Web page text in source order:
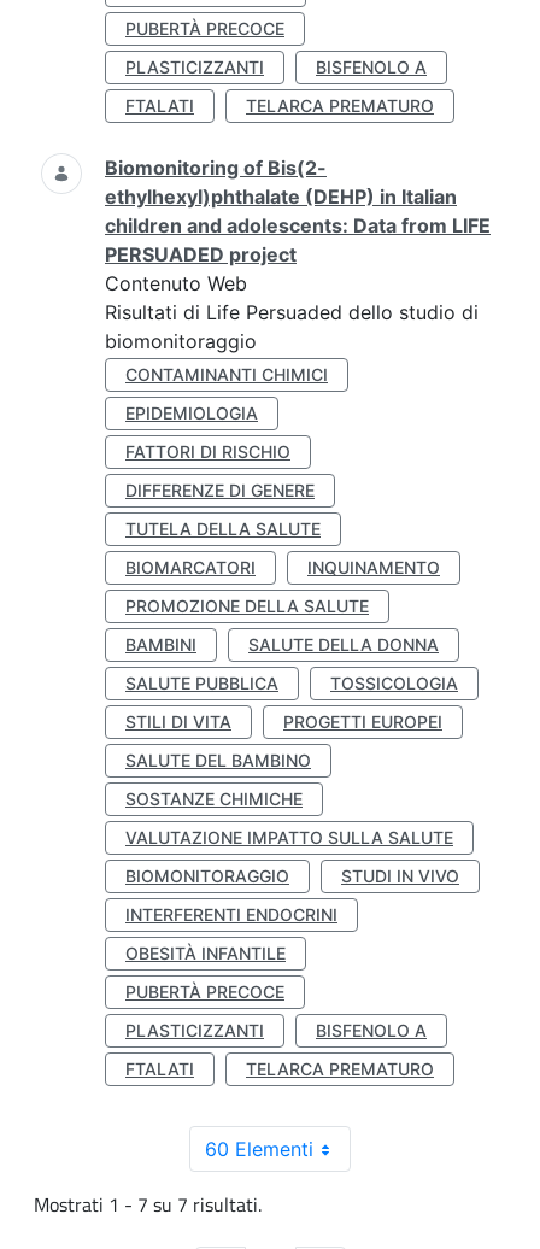
PUBERTÀ PRECOCE
PLASTICIZZANTI
BISFENOLO A
FTALATI
TELARCA PREMATURO
Biomonitoring of Bis(2-
ethylhexyl)phthalate (DEHP) in Italian
children and adolescents: Data from LIFE
PERSUADED project
Contenuto Web
Risultati di Life Persuaded dello studio di
biomonitoraggio
CONTAMINANTI CHIMICI
EPIDEMIOLOGIA
FATTORI DI RISCHIO
DIFFERENZE DI GENERE
TUTELA DELLA SALUTE
BIOMARCATORI
INQUINAMENTO
PROMOZIONE DELLA SALUTE
BAMBINI
SALUTE DELLA DONNA
SALUTE PUBBLICA
TOSSICOLOGIA
STILI DI VITA
PROGETTI EUROPEI
SALUTE DEL BAMBINO
SOSTANZE CHIMICHE
VALUTAZIONE IMPATTO SULLA SALUTE
BIOMONITORAGGIO
STUDI IN VIVO
INTERFERENTI ENDOCRINI
OBESITÀ INFANTILE
PUBERTÀ PRECOCE
PLASTICIZZANTI
BISFENOLO A
FTALATI
TELARCA PREMATURO
60 Elementi
Mostrati 1 - 7 su 7 risultati.